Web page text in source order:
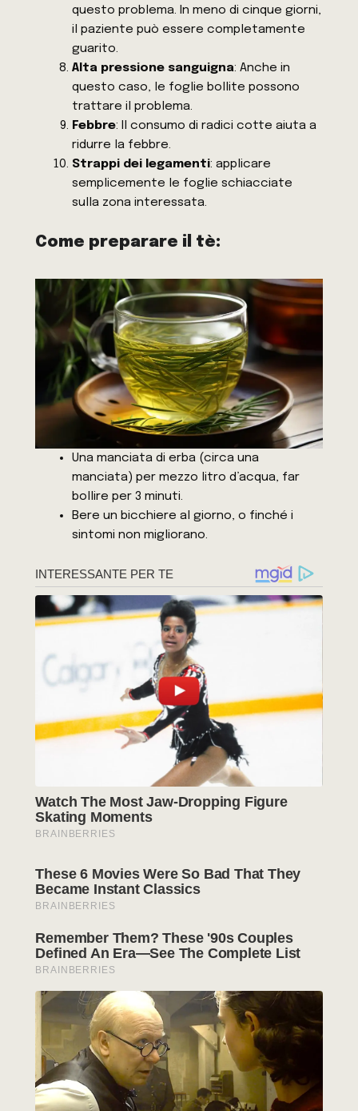
questo problema. In meno di cinque giorni,
il paziente può essere completamente
guarito.
Alta pressione sanguigna: Anche in
questo caso, le foglie bollite possono
trattare il problema.
Febbre: Il consumo di radici cotte aiuta a
ridurre la febbre.
Strappi dei legamenti: applicare
semplicemente le foglie schiacciate
sulla zona interessata.
Come preparare il tè:
Una manciata di erba (circa una
manciata) per mezzo litro d’acqua, far
bollire per 3 minuti.
Bere un bicchiere al giorno, o finché i
sintomi non migliorano.